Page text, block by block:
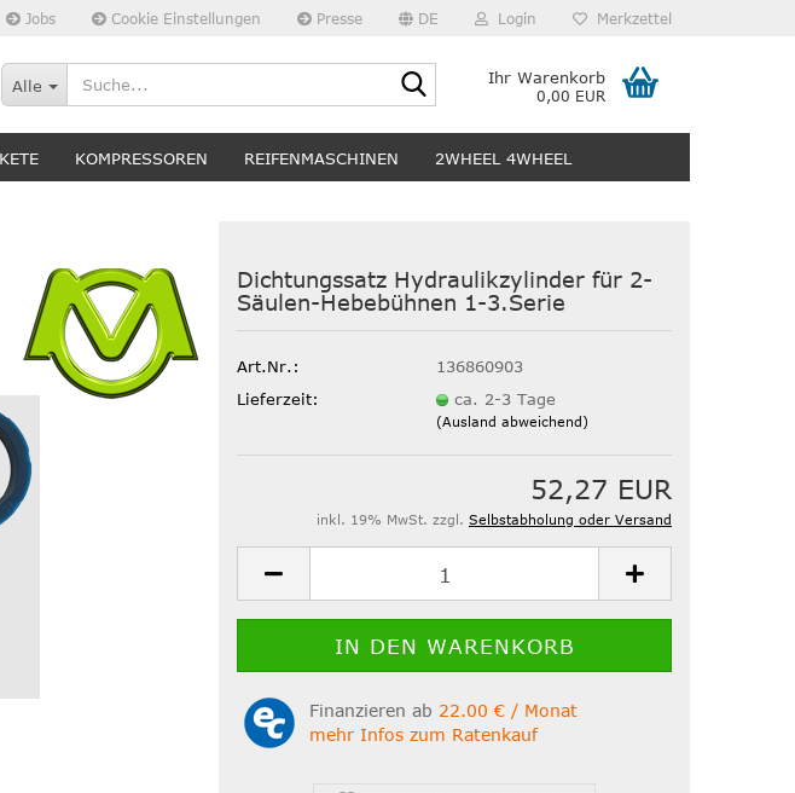
Jobs Cookie Einstellungen Presse DE Login Merkzettel
Alle
Suche...Ihr Warenkorb
0,00 EUR
KOMPRESSOREN REIFENMASCHINEN 2WHEEL 4WHEEL
Dichtungssatz Hydraulikzylinder für 2-
Säulen-Hebebühnen 1-3.Serie
Art.Nr.:
136860903
Lieferzeit:
ca. 2-3 Tage
(Ausland abweichend)
52,27 EUR
inkl. 19% MwSt. zzgl. Selbstabholung oder Versand
Finanzieren ab 22.00 € / Monat
mehr Infos zum Ratenkauf